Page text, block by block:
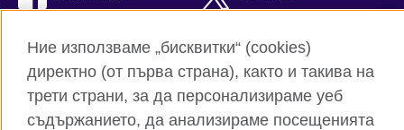
TikTok RSS
Ние използваме „бисквитки“ (cookies)
директно (от първа страна), както и такива на
трети страни, за да персонализираме уеб
съдържанието, да анализираме посещенията